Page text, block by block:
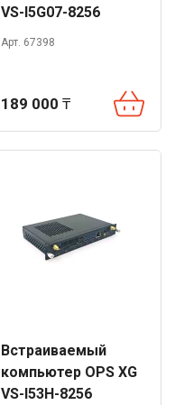
VS-I5G07-8256
Арт. 67398
189 000 ₸
Встраиваемый
компьютер OPS XG
VS-I53H-8256